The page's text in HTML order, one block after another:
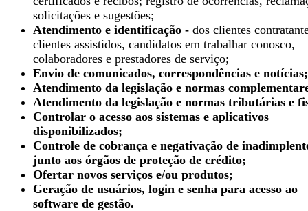
solicitações e sugestões;
Atendimento e identificação - dos clientes
clientes assistidos, candidatos em trabalhar conosco,
colaboradores e prestadores de serviço;
Envio de comunicados, correspondências e notícias;
Atendimento da legislação e normas
Atendimento da legislação e normas tributárias e
Controlar o acesso aos sistemas e aplicativos
disponibilizados;
Controle de cobrança e negativação de
junto aos órgãos de proteção de crédito;
Ofertar novos serviços e/ou produtos;
Geração de usuários, login e senha para acesso ao
software de gestão.